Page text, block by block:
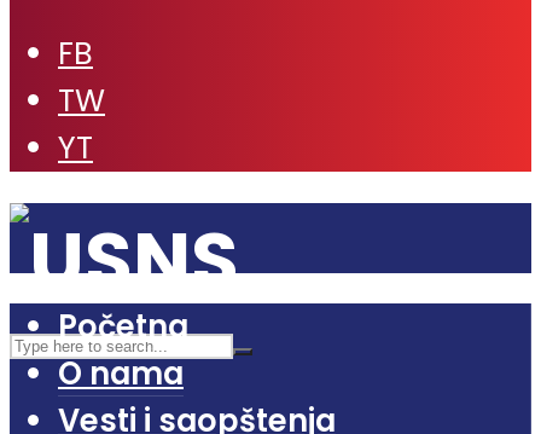
FB
TW
YT
Početna
O nama
Vesti i saopštenja